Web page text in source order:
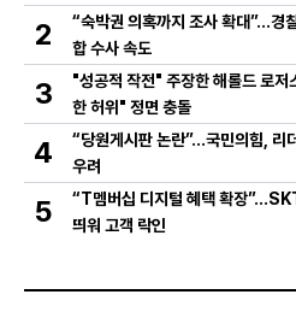
2
“숙박권 의혹까지 조사 확대”…경
합 수사 속도
3
"성공적 작전" 주장한 해롤드 로
한 허위" 정면 충돌
4
“당원게시판 논란”…국민의힘, 리
우려
5
“T멤버십 디지털 혜택 확장
띄워 고객 락인